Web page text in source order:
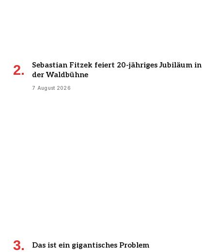
Sebastian Fitzek feiert 20-jähriges Jubiläum in
der Waldbühne
7 August 2026
Das ist ein gigantisches Problem